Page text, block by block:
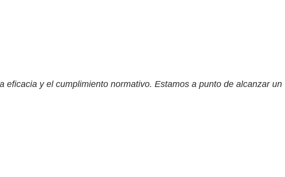
y el cumplimiento normativo. Estamos a punto de alcanzar un